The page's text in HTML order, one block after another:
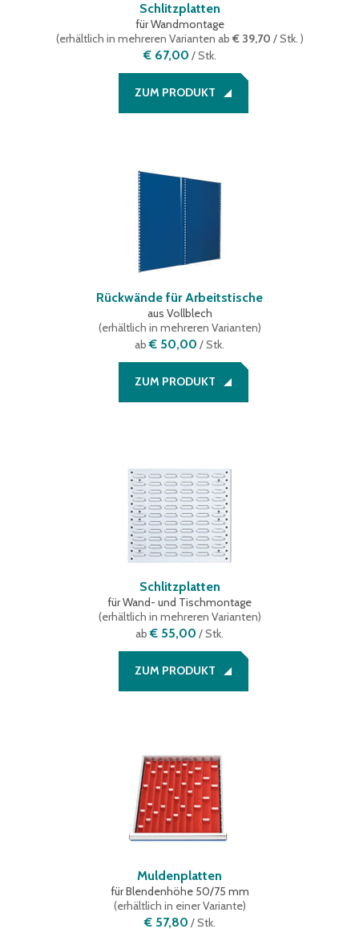
Schlitzplatten
für Wandmontage
(erhältlich in mehreren Varianten ab € 39,70 / Stk. )
€ 67,00 /Stk.
ZUM PRODUKT
Rückwände für Arbeitstische
aus Vollblech
(erhältlich in mehreren Varianten)
ab€ 50,00 / Stk.
ZUM PRODUKT
Schlitzplatten
für Wand- und Tischmontage
(erhältlich in mehreren Varianten)
ab€ 55,00 / Stk.
ZUM PRODUKT
Muldenplatten
für Blendenhöhe 50/75 mm
(erhältlich in einer Variante)
€ 57,80 /Stk.